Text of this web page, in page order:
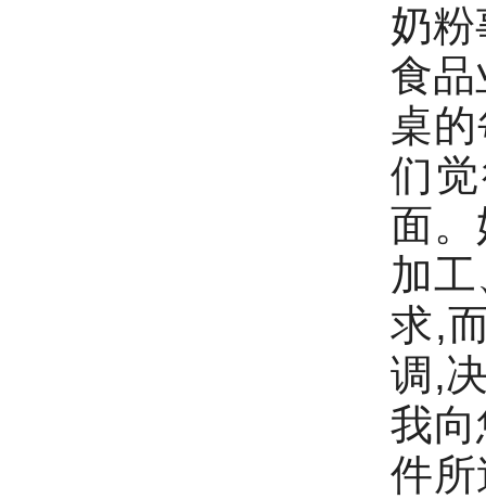
奶
食
桌
们
面
加
求,
调,
我
件